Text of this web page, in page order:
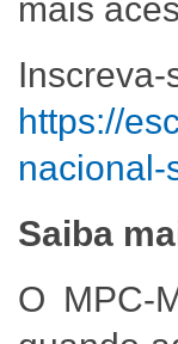
mais
https://
nacional-
Saiba
O MPC-